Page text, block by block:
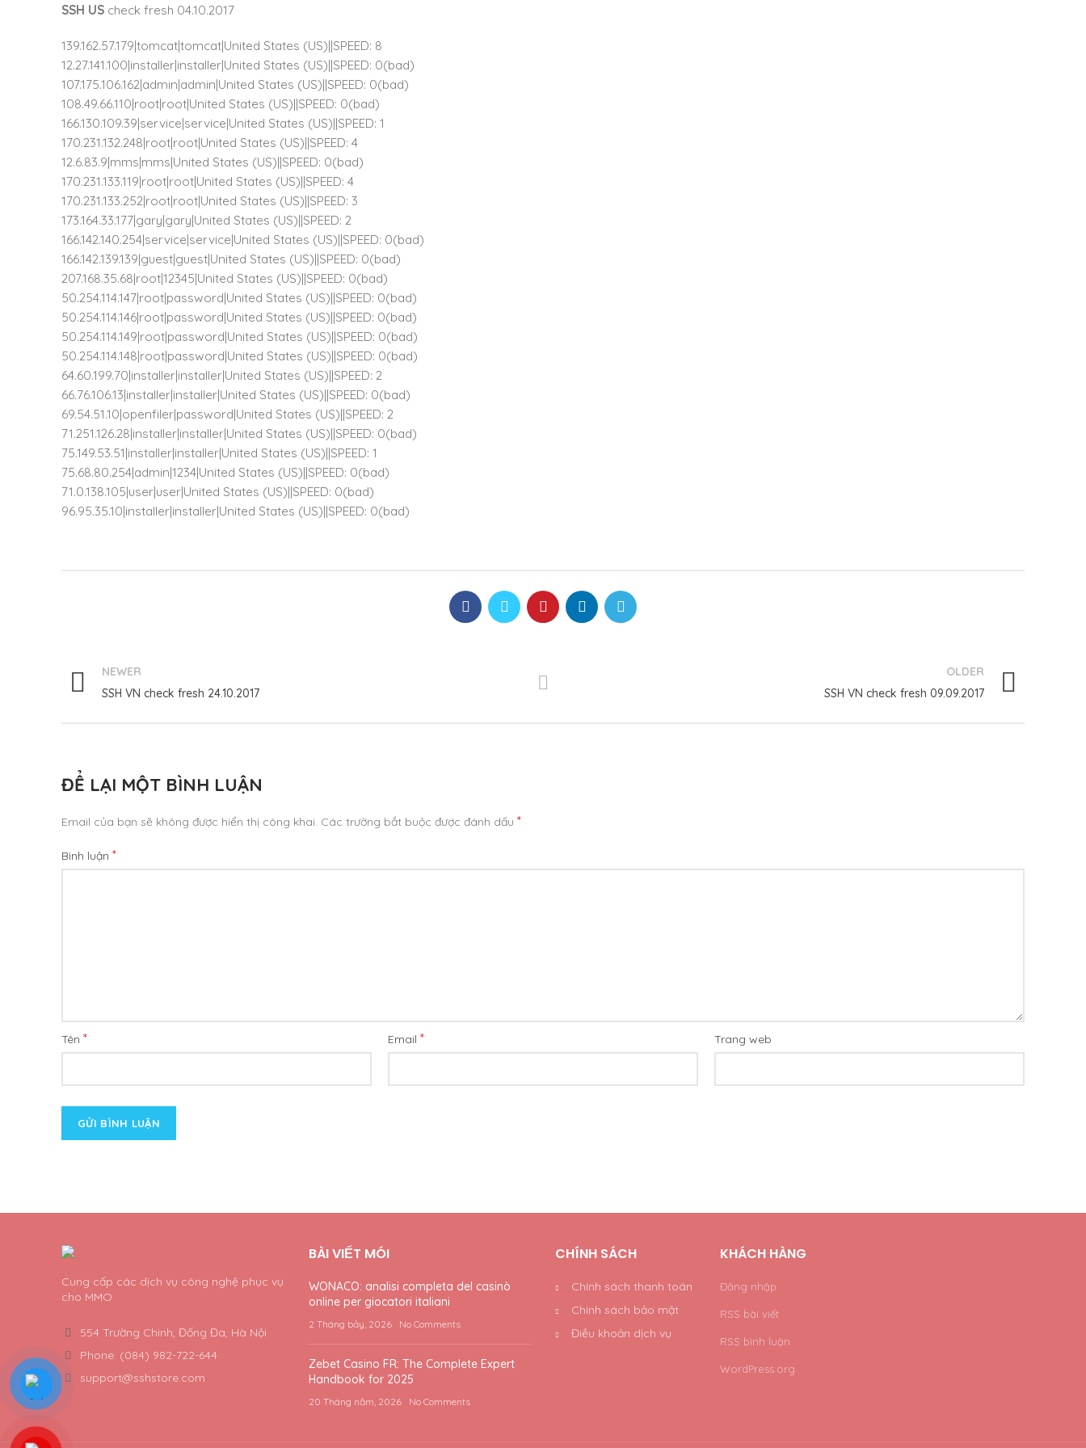
SSH US check fresh 04.10.2017
139.162.57.179|tomcat|tomcat|United States (US)||SPEED: 8
12.27.141.100|installer|installer|United States (US)||SPEED: 0(bad)
107.175.106.162|admin|admin|United States (US)||SPEED: 0(bad)
108.49.66.110|root|root|United States (US)||SPEED: 0(bad)
166.130.109.39|service|service|United States (US)||SPEED: 1
170.231.132.248|root|root|United States (US)||SPEED: 4
12.6.83.9|mms|mms|United States (US)||SPEED: 0(bad)
170.231.133.119|root|root|United States (US)||SPEED: 4
170.231.133.252|root|root|United States (US)||SPEED: 3
173.164.33.177|gary|gary|United States (US)||SPEED: 2
166.142.140.254|service|service|United States (US)||SPEED: 0(bad)
166.142.139.139|guest|guest|United States (US)||SPEED: 0(bad)
207.168.35.68|root|12345|United States (US)||SPEED: 0(bad)
50.254.114.147|root|password|United States (US)||SPEED: 0(bad)
50.254.114.146|root|password|United States (US)||SPEED: 0(bad)
50.254.114.149|root|password|United States (US)||SPEED: 0(bad)
50.254.114.148|root|password|United States (US)||SPEED: 0(bad)
64.60.199.70|installer|installer|United States (US)||SPEED: 2
66.76.106.13|installer|installer|United States (US)||SPEED: 0(bad)
69.54.51.10|openfiler|password|United States (US)||SPEED: 2
71.251.126.28|installer|installer|United States (US)||SPEED: 0(bad)
75.149.53.51|installer|installer|United States (US)||SPEED: 1
75.68.80.254|admin|1234|United States (US)||SPEED: 0(bad)
71.0.138.105|user|user|United States (US)||SPEED: 0(bad)
96.95.35.10|installer|installer|United States (US)||SPEED: 0(bad)
NEWER
SSH VN check fresh 24.10.2017
OLDER
SSH VN check fresh 09.09.2017
ĐỂ LẠI MỘT BÌNH LUẬN
Email của bạn sẽ không được hiển thị công khai. Các trường bắt buộc được đánh dấu *
Bình luận *
Tên * Email * Trang web
Cung cấp các dịch vụ công nghệ phục vụ
cho MMO
554 Trường Chinh, Đống Đa, Hà Nội
Phone: (084) 982-722-644
support@sshstore.com
BÀI VIẾT MÓI
WONACO: analisi completa del casinò
online per giocatori italiani
2 Tháng bảy, 2026 No Comments
Zebet Casino FR: The Complete Expert
Handbook for 2025
20 Tháng năm, 2026 No Comments
CHÍNH SÁCH
Chính sách thanh toán
Chính sách bảo mật
Điều khoản dịch vụ
KHÁCH HÀNG
Đăng nhập
RSS bài viết
RSS bình luận
WordPress.org